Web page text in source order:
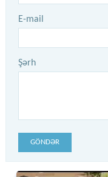
E-mail
Şərh
GÖNDƏR